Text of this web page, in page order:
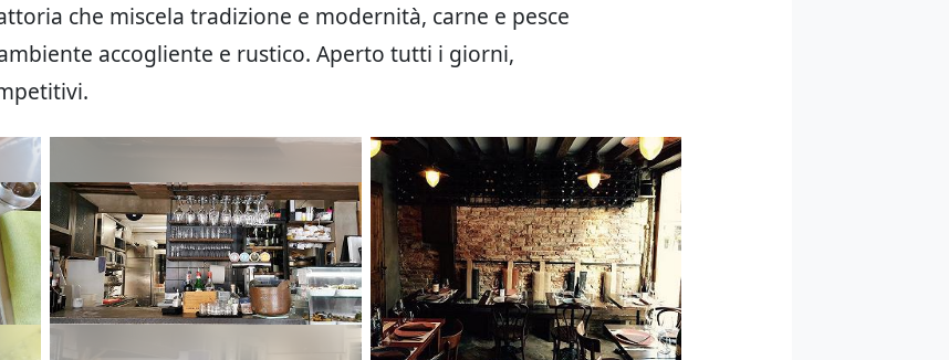
che miscela tradizione e modernità, carne e pesce
accogliente e rustico. Aperto tutti i giorni,